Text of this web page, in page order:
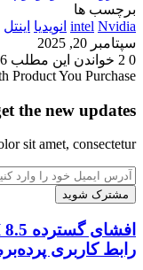
برچسب ها
intel Nvidia انویدیا اینتل
سپتامبر 20, 2025
0
خواندن این مطلب 6 دقیقه زمان میبرد
Product You Purchase
the new updates!
sit amet, consectetur.
آدرس
ایمیل
خود
را
وارد
کنید
افشای
گسترده
One
رابط کاربری